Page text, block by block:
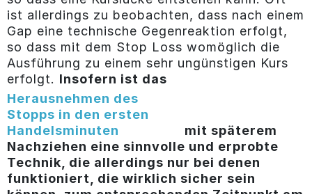
ist allerdings zu beobachten, dass nach einem
Gap eine technische Gegenreaktion erfolgt,
so dass mit dem Stop Loss womöglich die
Ausführung zu einem sehr ungünstigen Kurs
erfolgt. Insofern ist das
Herausnehmen des
Stopps in den ersten
Handelsminuten
mit späterem
Nachziehen eine sinnvolle und erprobte
Technik, die allerdings nur bei denen
funktioniert, die wirklich sicher sein